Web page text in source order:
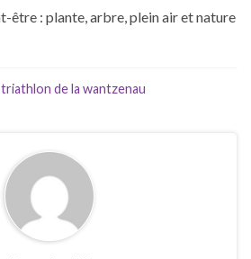
triathlon de la wantzenau